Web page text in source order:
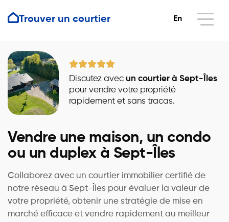
Trouver un courtier En
Discutez avec un courtier à Sept-Îles
pour vendre votre propriété
rapidement et sans tracas.
Vendre une maison, un condo
ou un duplex à Sept-Îles
Collaborez avec un courtier immobilier certifié de
notre réseau à Sept-Îles pour évaluer la valeur de
votre propriété, obtenir une stratégie de mise en
marché efficace et vendre rapidement au meilleur